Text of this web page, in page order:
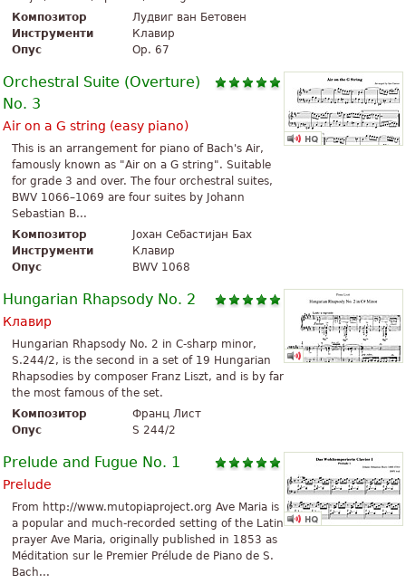
Композитор
Лудвиг ван Бетовен
Инструменти
Клавир
Опус
Op. 67
Orchestral Suite (Overture)
No. 3
Air on a G string (easy piano)
This is an arrangement for piano of Bach's Air,
famously known as "Air on a G string". Suitable
for grade 3 and over. The four orchestral suites,
BWV 1066–1069 are four suites by Johann
Sebastian B...
Композитор
Јохан Себастијан Бах
Инструменти
Клавир
Опус
BWV 1068
Hungarian Rhapsody No. 2
Клавир
Hungarian Rhapsody No. 2 in C-sharp minor,
S.244/2, is the second in a set of 19 Hungarian
Rhapsodies by composer Franz Liszt, and is by far
the most famous of the set.
Композитор
Франц Лист
Опус
S 244/2
Prelude and Fugue No. 1
Prelude
From http://www.mutopiaproject.org Ave Maria is
a popular and much-recorded setting of the Latin
prayer Ave Maria, originally published in 1853 as
Méditation sur le Premier Prélude de Piano de S.
Bach...